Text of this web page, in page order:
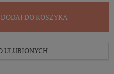
DODAJ DO KOSZYKA
ULUBIONYCH